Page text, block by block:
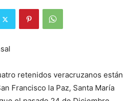
retenidos veracruzanos están
Francisco la Paz, Santa María